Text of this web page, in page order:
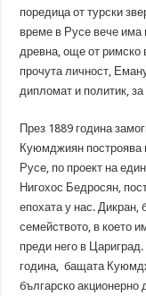
поредица от турски
време в Русе вече
древна, още от римско
прочута личност,
дипломат и политик,
През 1889 година
Куюмджиян построява
Русе, по проект на
Нигохос Бедросян,
епохата у нас.
семейството, в което
преди него в
година, бащата
българско акционерно